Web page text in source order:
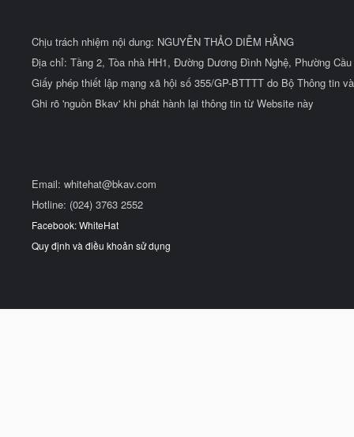
Chịu trách nhiệm nội dung: NGUYỄN THẢO DIỄM HẰNG
Địa chỉ: Tầng 2, Tòa nhà HH1, Đường Dương Đình Nghệ, Phường
Giấy phép thiết lập mạng xã hội số 355/GP-BTTTT do Bộ Thông tin
Ghi rõ 'nguồn Bkav' khi phát hành lại thông tin từ Website này
Email: whitehat@bkav.com
Hotline: (024) 3763 2552
Facebook: WhiteHat
Quy định và điều khoản sử dụng